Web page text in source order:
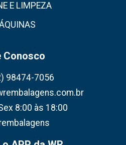
E LIMPEZA
Conosco
98474-7056
8:00 às 18:00